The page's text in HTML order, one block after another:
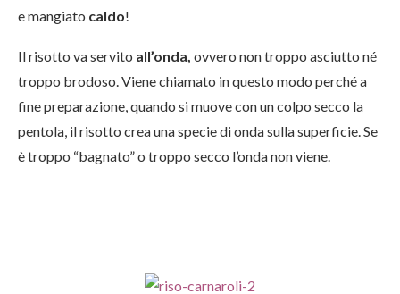
e mangiato caldo!
Il risotto va servito all’onda, ovvero non troppo asciutto né
troppo brodoso. Viene chiamato in questo modo perché a
fine preparazione, quando si muove con un colpo secco la
pentola, il risotto crea una specie di onda sulla superficie. Se
è troppo “bagnato” o troppo secco l’onda non viene.